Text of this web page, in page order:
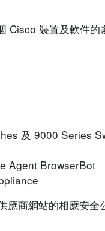
Cisco 裝置及軟件
及 9000 Series
Agent BrowserBot
商網站的相應安全